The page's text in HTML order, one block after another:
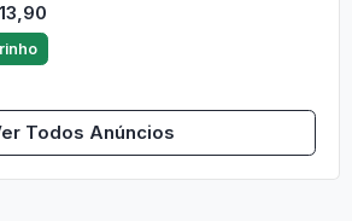
Todos Anúncios